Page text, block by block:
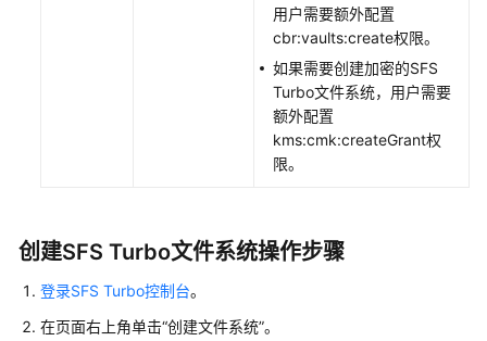
Turbo
文
系
用户需要额外配置
cbr:vaults:create权限。
如果需要创建加密的SFS
Turbo文件系统，用户需要
额外配置
kms:cmk:createGrant权
限。
创建SFS Turbo文件系统操作步骤
登录SFS Turbo控制台。
在页面右上角单击“创建文件系统”。